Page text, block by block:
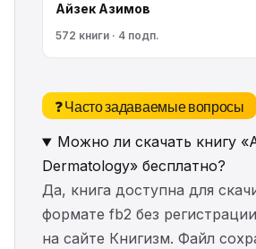
Айзек Азимов
572 книги · 4 подп.
❓ Часто задаваемые вопросы
Можно ли скачать книгу
Dermatology» бесплатно?
Да, книга доступна для
формате fb2 без
на сайте Книгизм. Файл